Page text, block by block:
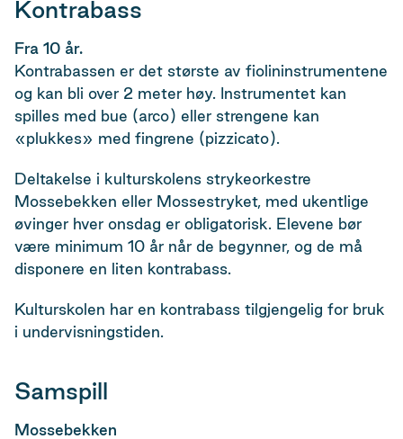
Kontrabass
Fra 10 år.
Kontrabassen er det største av fiolininstrumentene
og kan bli over 2 meter høy. Instrumentet kan
spilles med bue (arco) eller strengene kan
«plukkes» med fingrene (pizzicato).
Deltakelse i kulturskolens strykeorkestre
Mossebekken eller Mossestryket, med ukentlige
øvinger hver onsdag er obligatorisk. Elevene bør
være minimum 10 år når de begynner, og de må
disponere en liten kontrabass.
Kulturskolen har en kontrabass tilgjengelig for bruk
i undervisningstiden.
Samspill
Mossebekken